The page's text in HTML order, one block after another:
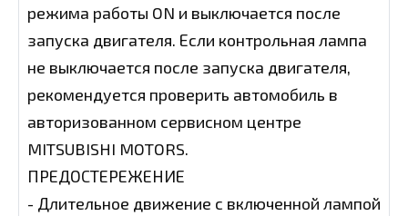
режима работы ON и выключается после
запуска двигателя. Если контрольная лампа
не выключается после запуска двигателя,
рекомендуется проверить автомобиль в
авторизованном сервисном центре
MITSUBISHI MOTORS.
ПРЕДОСТЕРЕЖЕНИЕ
- Длительное движение с включенной лампой